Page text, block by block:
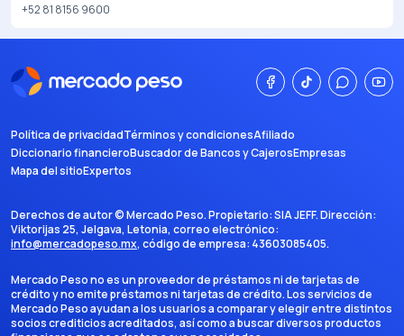
+52 81 8156 9600
Política de privacidadTérminos y condicionesAfiliado
Diccionario financieroBuscador de Bancos y CajerosEmpresas
Mapa del sitioExpertos
Derechos de autor ©Mercado Peso. Propietario:SIA JEFF. Dirección:
Viktorijas 25, Jelgava, Letonia, correo electrónico:
info@mercadopeso.mx, código de empresa: 43603085405.
Mercado Peso no es un proveedor de préstamos ni de tarjetas de
crédito y no emite préstamos ni tarjetas de crédito. Los servicios de
Mercado Peso ayudan a los usuarios a comparar y elegir entre distintos
socios crediticios acreditados, así como a buscar diversos productos